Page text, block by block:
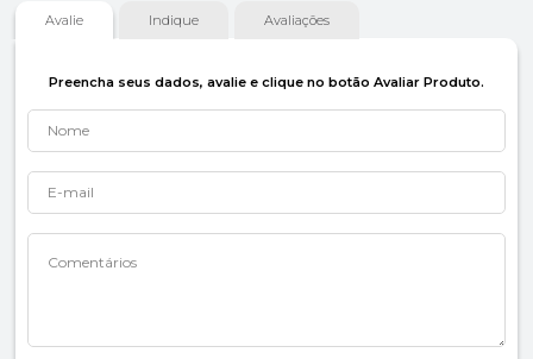
Avalie Indique Avaliações
Preencha seus dados, avalie e clique no botão Avaliar Produto.